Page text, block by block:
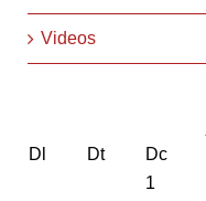
Videos
Dl
Dt Dc
1